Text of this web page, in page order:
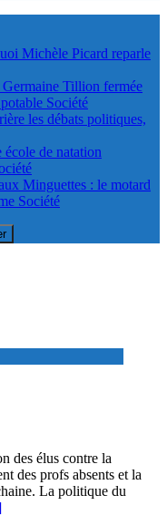
Michèle Picard reparle
Tillion fermée
Société
les débats politiques,
de natation
Minguettes : le motard
Société
des élus contre la
des profs absents et la
La politique du